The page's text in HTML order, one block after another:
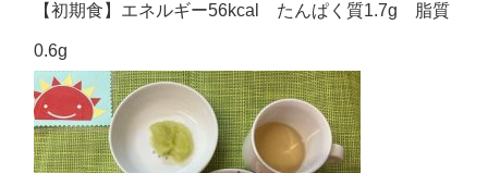
【初期食】エネルギー56kcal たんぱく質1.7g 脂質
0.6g